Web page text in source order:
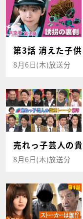
第3話 消えた子供
8月6日(木)放送分
売れっ子芸人の
8月6日(木)放送分